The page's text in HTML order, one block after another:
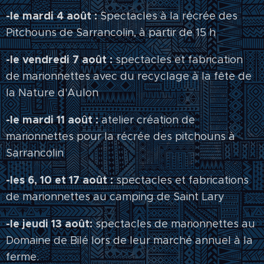
-le mardi 4 août :Spectacles à la récrée des
Pitchouns de Sarrancolin, à partir de 15 h
-le vendredi 7 août :spectacles et fabrication
de marionnettes avec du recyclage à la fête de
la Nature d'Aulon
-le mardi 11 août :atelier création de
marionnettes pour la récrée des pitchouns à
Sarrancolin
-les 6, 10 et 17 août :spectacles et fabrications
de marionnettes au camping de Saint Lary
-le jeudi 13 août:spectacles de marionnettes au
Domaine de Bilé lors de leur marché annuel à la
ferme.